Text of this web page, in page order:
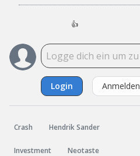
👍
Login Anmelden
Crash Hendrik Sander
Investment Neotaste